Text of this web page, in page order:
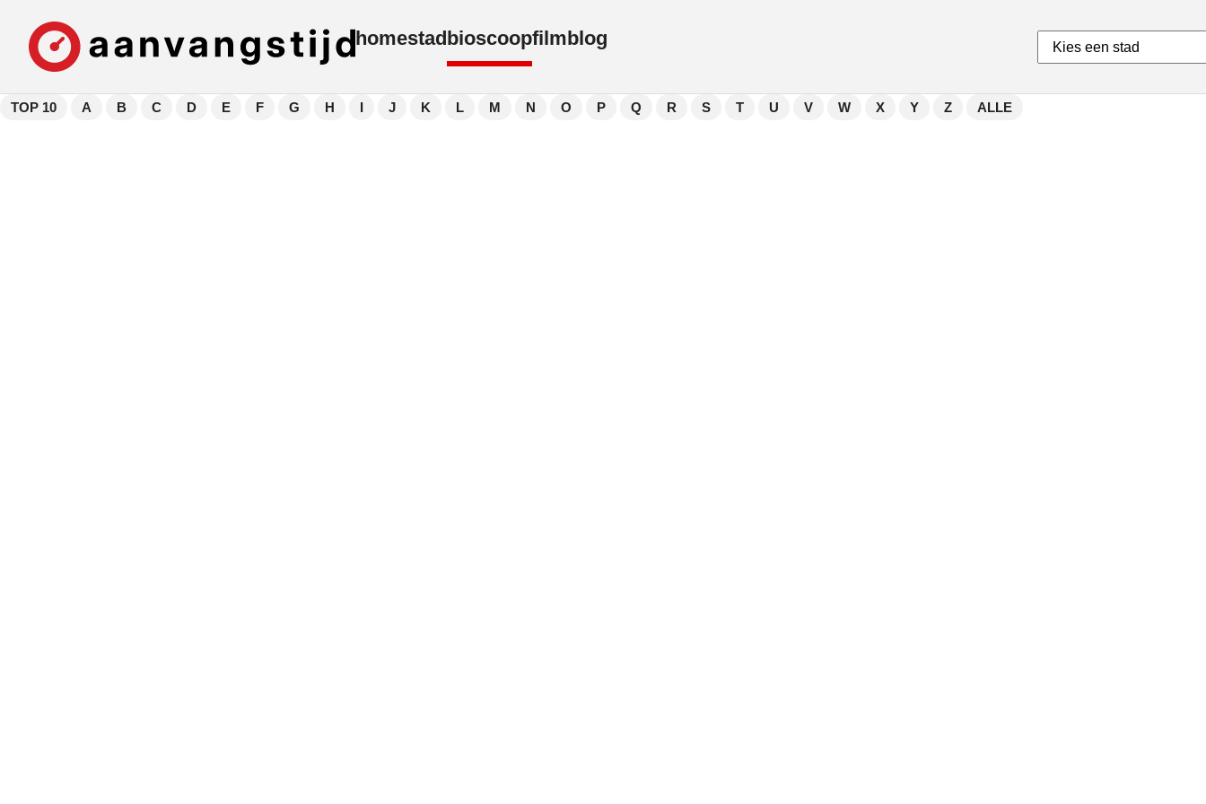
homestadbioscoopfilmblog
TOP 10 A B C D E F G H I J K L M N O P Q R S T U V W X Y Z ALLE